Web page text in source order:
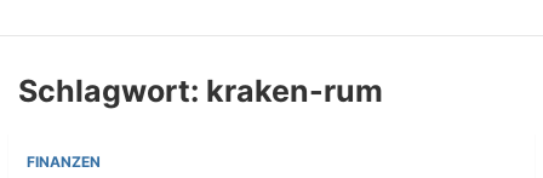
Schlagwort: kraken-rum
FINANZEN